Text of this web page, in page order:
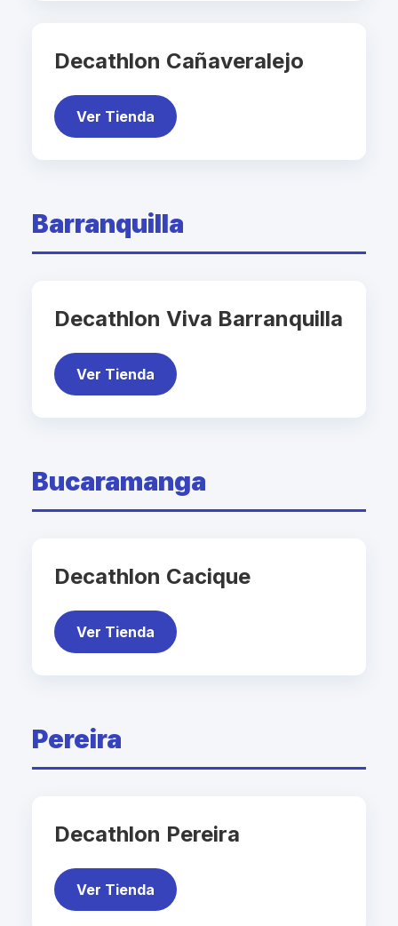
Decathlon Cañaveralejo
Ver Tienda
Barranquilla
Decathlon Viva Barranquilla
Ver Tienda
Bucaramanga
Decathlon Cacique
Ver Tienda
Pereira
Decathlon Pereira
Ver Tienda